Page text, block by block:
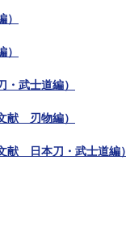
武士道編）
献 刃物編）
献 日本刀・武士道編）